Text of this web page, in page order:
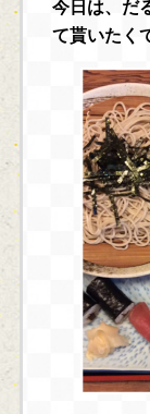
今日は、だ
て貰いたく